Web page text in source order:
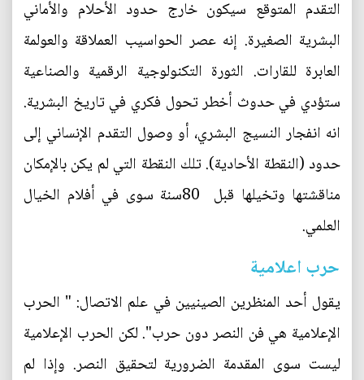
‬البشرية الصغيرة‮. ‬إنه عصر الحواسيب العملاقة والعولمة
العابرة للقارات‮. ‬الثورة التكنولوجية الرقمية والصناعية
ستؤدي‮ ‬في‮ ‬حدوث أخطر تحول فكري‮ ‬في‮ ‬تاريخ البشرية‮.
‬انه انفجار النسيج البشري،‮ ‬أو وصول التقدم الإنساني‮ ‬إلى
حدود‮ (‬النقطة الأحادية‮). ‬تلك النقطة التي‮ ‬لم‮ ‬يكن بالإمكان
مناقشتها وتخيلها قبل‮ ‬ 80سنة سوى في‮ ‬أفلام الخيال
العلمي‮.‬
حرب اعلامية
يقول أحد المنظرين الصينيين في‮ ‬علم الاتصال‮: " ‬الحرب
الإعلامية هي‮ ‬فن النصر دون حرب‮". ‬لكن الحرب الإعلامية
ليست سوى المقدمة الضرورية لتحقيق النصر‮. ‬وإذا لم‮